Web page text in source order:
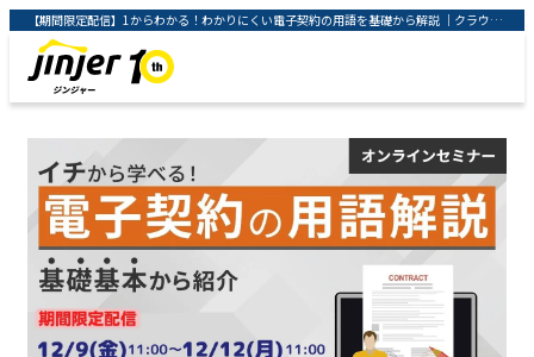
【期間限定配信】1からわかる！わかりにくい電子契約の用語を基礎から解説 ｜クラウド型人事労務システム「ジンジャー」 ｜ jinjer株式会社